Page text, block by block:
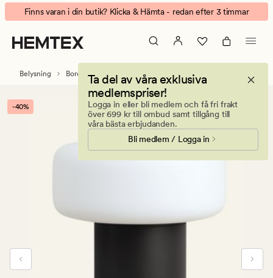
Ecko
Batteridriven
bordslampa
svart
Animerad
banner.
Klicka
på
att
pausa.
Finns varan i din butik? Klicka & Hämta - redan efter 3 timmar
Ta del av våra exklusiva
medlemspriser!
Logga in eller bli medlem och få fri frakt
över 699 kr till ombud samt tillgång till
våra bästa erbjudanden.
Bli medlem / Logga in
Belysning Bordslampor
-40%